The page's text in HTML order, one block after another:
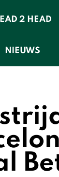
2 HEAD
NIEUWS